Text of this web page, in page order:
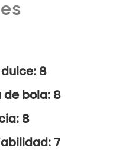
8
de bola: 8
8
7